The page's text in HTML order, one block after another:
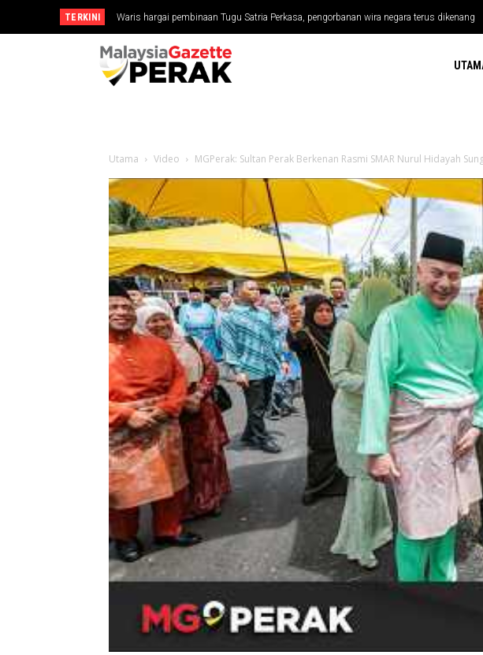
TERKINI MGPerak: Jelajah 1 Rumah 1 Jalur Gemilang Semarak Patriotisme Di 12 Daerah Perak
Utama Video MGPerak: Sultan Perak Berkenan Rasmi SMAR Nurul Hidayah